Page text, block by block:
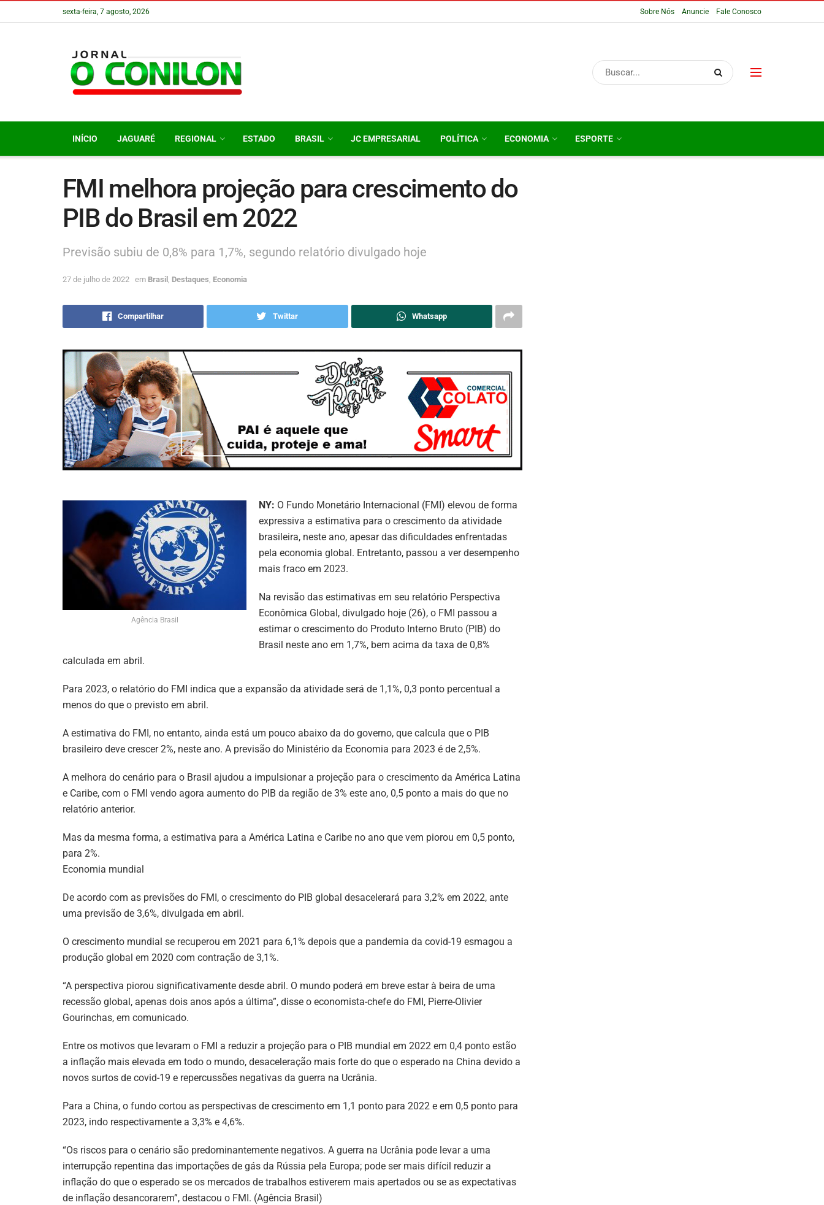
sexta-feira, 7 agosto, 2026 Sobre Nós Anuncie Fale Conosco
INÍCIO JAGUARÉ REGIONAL ESTADO BRASIL JC EMPRESARIAL POLÍTICA ECONOMIA ESPORTE
FMI melhora projeção para crescimento do
PIB do Brasil em 2022
Previsão subiu de 0,8% para 1,7%, segundo relatório divulgado hoje
27 de julho de 2022 em Brasil Destaques Economia
Compartilhar Twittar Whatsapp
Agência Brasil
NY: O Fundo Monetário Internacional (FMI) elevou de forma
expressiva a estimativa para o crescimento da atividade
brasileira, neste ano, apesar das dificuldades enfrentadas
pela economia global. Entretanto, passou a ver desempenho
mais fraco em 2023.
Na revisão das estimativas em seu relatório Perspectiva
Econômica Global, divulgado hoje (26), o FMI passou a
estimar o crescimento do Produto Interno Bruto (PIB) do
Brasil neste ano em 1,7%, bem acima da taxa de 0,8%
calculada em abril.
Para 2023, o relatório do FMI indica que a expansão da atividade será de 1,1%, 0,3 ponto percentual a
menos do que o previsto em abril.
A estimativa do FMI, no entanto, ainda está um pouco abaixo da do governo, que calcula que o PIB
brasileiro deve crescer 2%, neste ano. A previsão do Ministério da Economia para 2023 é de 2,5%.
A melhora do cenário para o Brasil ajudou a impulsionar a projeção para o crescimento da América Latina
e Caribe, com o FMI vendo agora aumento do PIB da região de 3% este ano, 0,5 ponto a mais do que no
relatório anterior.
Mas da mesma forma, a estimativa para a América Latina e Caribe no ano que vem piorou em 0,5 ponto,
para 2%.
Economia mundial
De acordo com as previsões do FMI, o crescimento do PIB global desacelerará para 3,2% em 2022, ante
uma previsão de 3,6%, divulgada em abril.
O crescimento mundial se recuperou em 2021 para 6,1% depois que a pandemia da covid-19 esmagou a
produção global em 2020 com contração de 3,1%.
“A perspectiva piorou significativamente desde abril. O mundo poderá em breve estar à beira de uma
recessão global, apenas dois anos após a última”, disse o economista-chefe do FMI, Pierre-Olivier
Gourinchas, em comunicado.
Entre os motivos que levaram o FMI a reduzir a projeção para o PIB mundial em 2022 em 0,4 ponto estão
a inflação mais elevada em todo o mundo, desaceleração mais forte do que o esperado na China devido a
novos surtos de covid-19 e repercussões negativas da guerra na Ucrânia.
Para a China, o fundo cortou as perspectivas de crescimento em 1,1 ponto para 2022 e em 0,5 ponto para
2023, indo respectivamente a 3,3% e 4,6%.
“Os riscos para o cenário são predominantemente negativos. A guerra na Ucrânia pode levar a uma
interrupção repentina das importações de gás da Rússia pela Europa; pode ser mais difícil reduzir a
inflação do que o esperado se os mercados de trabalhos estiverem mais apertados ou se as expectativas
de inflação desancorarem”, destacou o FMI. (Agência Brasil)